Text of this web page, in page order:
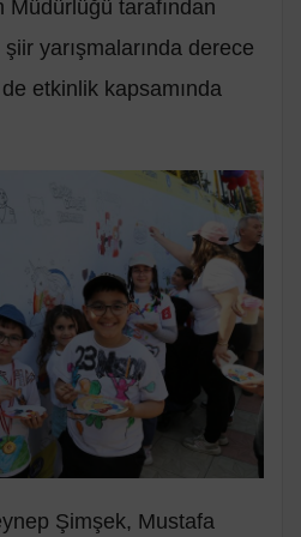
tarafından
yarışmalarında derece
etkinlik kapsamında
Şimşek, Mustafa